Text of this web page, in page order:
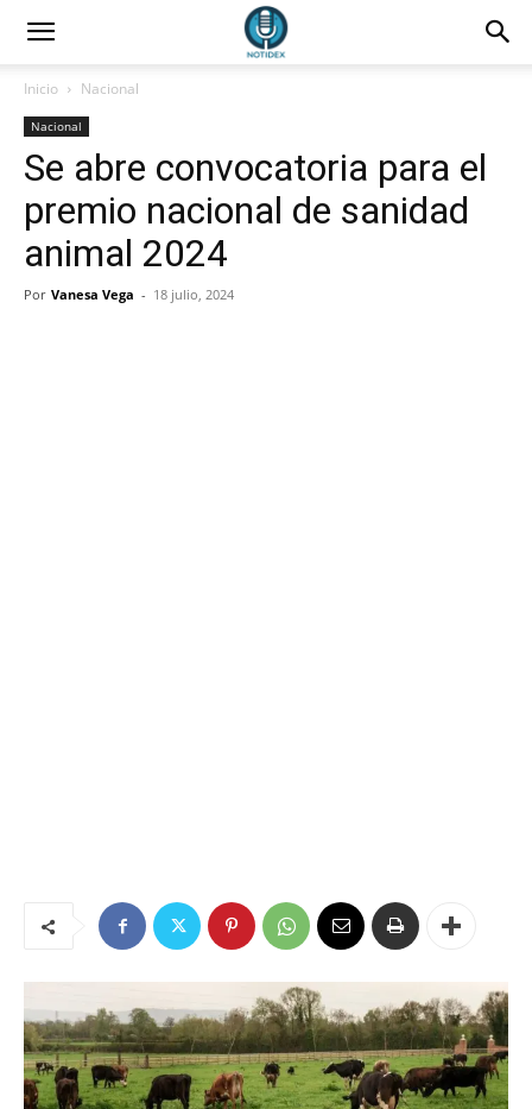
Inicio Nacional
Nacional
Se abre convocatoria para el
premio nacional de sanidad
animal 2024
Por Vanesa Vega - 18 julio, 2024